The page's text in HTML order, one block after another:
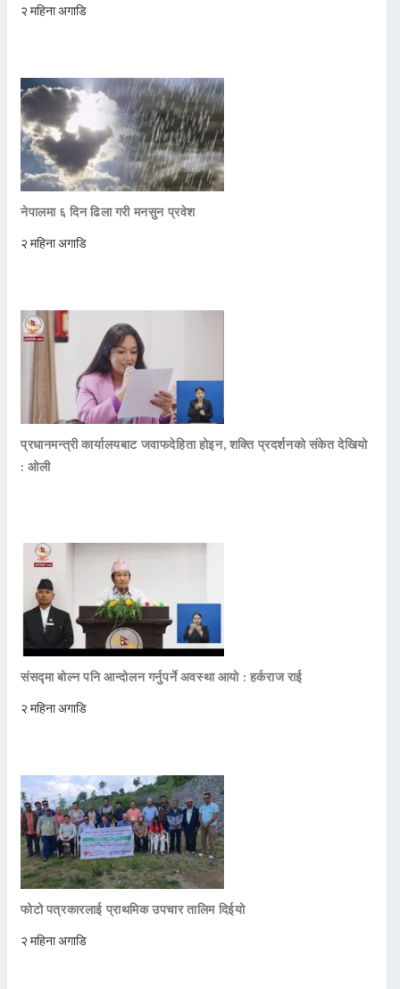
२ महिना अगाडि
नेपालमा ६ दिन ढिला गरी मनसुन प्रवेश
२ महिना अगाडि
प्रधानमन्त्री कार्यालयबाट जवाफदेहिता होइन, शक्ति प्रदर्शनको संकेत देखियो
: ओली
संसद्मा बोल्न पनि आन्दोलन गर्नुपर्ने अवस्था आयो : हर्कराज राई
२ महिना अगाडि
फोटो पत्रकारलाई प्राथमिक उपचार तालिम दिईयो
२ महिना अगाडि